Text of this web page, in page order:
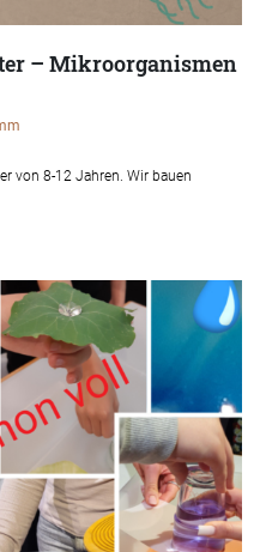
– Mikroorganismen
von 8-12 Jahren. Wir bauen